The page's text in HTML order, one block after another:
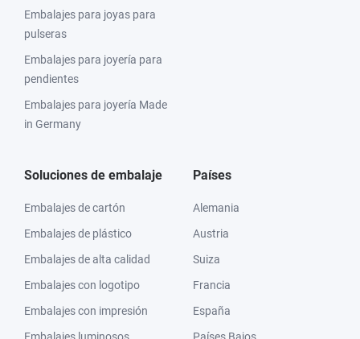
Embalajes para joyas para
pulseras
Embalajes para joyería para
pendientes
Embalajes para joyería Made
in Germany
Soluciones de embalaje
Embalajes de cartón
Embalajes de plástico
Embalajes de alta calidad
Embalajes con logotipo
Embalajes con impresión
Países
Alemania
Austria
Suiza
Francia
España